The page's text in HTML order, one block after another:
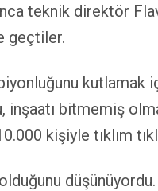
teknik direktör
geçtiler.
kutlamak
inşaatı bitmemiş
kişiyle tıklım
düşünüyordu.